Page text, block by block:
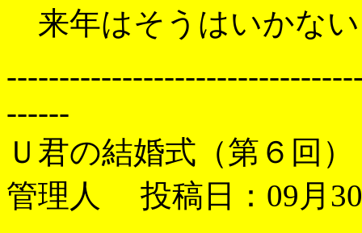
来年はそうはいかな
------
Ｕ君の結婚式（第６
管理人 投稿日：09月30